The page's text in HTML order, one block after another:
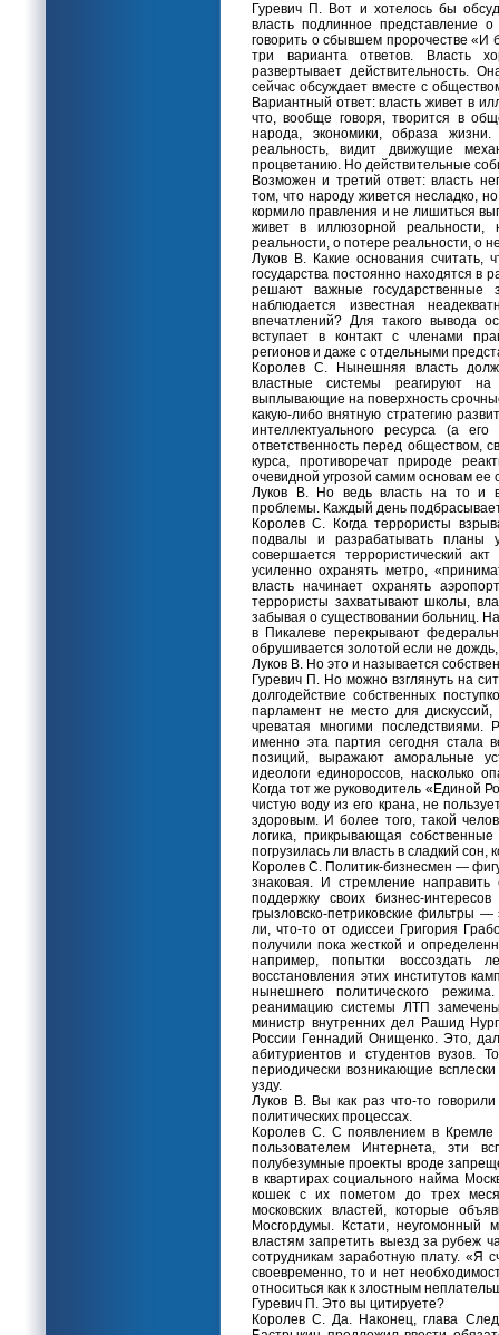
Гуревич П. Вот и хотелось бы
власть подлинное представление
говорить о сбывшем пророчестве «И
три варианта ответов. Власть
развертывает действительность.
сейчас обсуждает вместе с
Вариантный ответ: власть живет в
что, вообще говоря, творится в
народа, экономики, образа
реальность, видит движущие
процветанию. Но действительные
Возможен и третий ответ: власть
том, что народу живется несладко,
кормило правления и не лишиться
живет в иллюзорной реальности,
реальности, о потере реальности, о
Луков В. Какие основания считать,
государства постоянно находятся
решают важные
наблюдается известная
впечатлений? Для такого вывода
вступает в контакт с членами
регионов и даже с отдельными
Королев С. Нынешняя власть
властные системы реагируют
выплывающие на поверхность
какую-либо внятную стратегию
интеллектуального ресурса (а
ответственность перед обществом,
курса, противоречат природе
очевидной угрозой самим основам ее
Луков В. Но ведь власть на то и
проблемы. Каждый день
Королев С. Когда террористы
подвалы и разрабатывать планы
совершается террористический
усиленно охранять метро,
власть начинает охранять
террористы захватывают школы,
забывая о существовании больниц.
в Пикалеве перекрывают
обрушивается золотой если не дождь,
Луков В. Но это и называется
Гуревич П. Но можно взглянуть на
долгодействие собственных
парламент не место для
чреватая многими последствиями.
именно эта партия сегодня стала
позиций, выражают аморальные
идеологи единороссов, насколько
Когда тот же руководитель «Единой
чистую воду из его крана, не
здоровым. И более того, такой
логика, прикрывающая
погрузилась ли власть в сладкий
Королев С. Политик-бизнесмен —
знаковая. И стремление
поддержку своих бизнес-
грызловско-петриковские фильтры
ли, что-то от одиссеи Григория
получили пока жесткой и
например, попытки воссоздать
восстановления этих институтов
нынешнего политического
реанимацию системы ЛТП
министр внутренних дел Рашид
России Геннадий Онищенко. Это,
абитуриентов и студентов вузов.
периодически возникающие
узду.
Луков В. Вы как раз что-то
политических процессах.
Королев С. С появлением в Кремле
пользователем Интернета, эти
полубезумные проекты вроде
в квартирах социального найма
кошек с их пометом до трех
московских властей, которые
Мосгордумы. Кстати,
властям запретить выезд за рубеж
сотрудникам заработную плату. «Я
своевременно, то и нет
относиться как к злостным
Гуревич П. Это вы цитируете?
Королев С. Да. Наконец, глава